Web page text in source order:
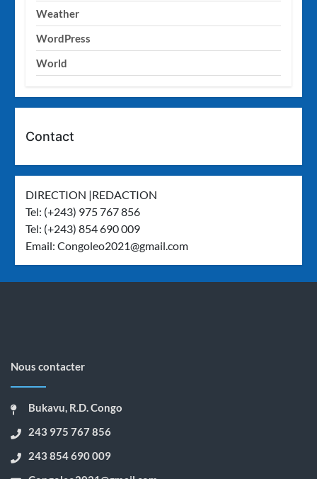
Weather
WordPress
World
Contact
DIRECTION |REDACTION
Tel: (+243) 975 767 856
Tel: (+243) 854 690 009
Email:Congoleo2021@gmail.com
Nous contacter
Bukavu, R.D. Congo
243 975 767 856
243 854 690 009